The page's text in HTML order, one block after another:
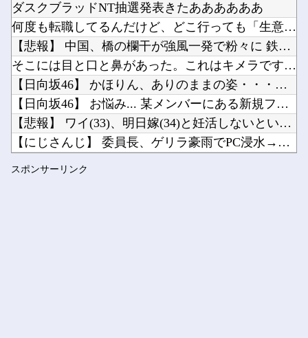
Powered by livedoor 相互RSS
ダスクブラッドNT抽選発表きたああああああ
何度も転職してるんだけど、どこ行っても「生意気」と悪く言われ...
【悲報】 中国、橋の欄干が強風一発で粉々に 鉄筋ゼロ 当局「...
そこには目と口と鼻があった。これはキメラですか？ → 謎の生...
【日向坂46】 かほりん、ありのままの姿・・・【藤嶌果歩1s...
【日向坂46】 お悩み... 某メンバーにある新規ファンが誕...
【悲報】 ワイ(33)、明日嫁(34)と妊活しないといけなく...
【にじさんじ】 委員長、ゲリラ豪雨でPC浸水→データ完全消失...
スポンサーリンク